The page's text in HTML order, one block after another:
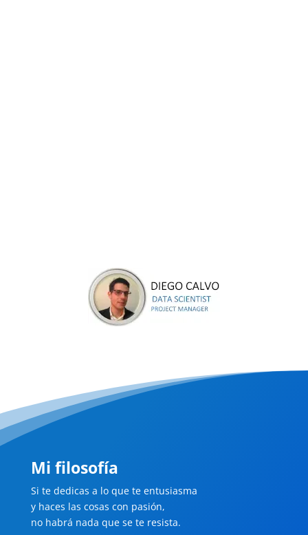
Mi filosofía
Si te dedicas a lo que te entusiasma
y haces las cosas con pasión,
no habrá nada que se te resista.